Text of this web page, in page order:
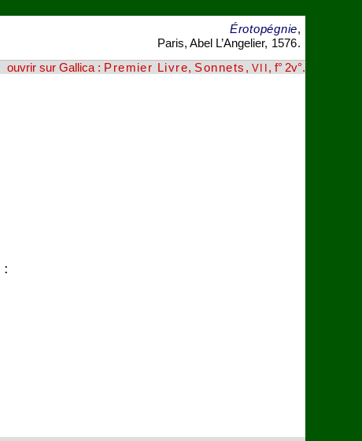
Érotopégnie,
Paris, Abel L’Angelier, 1576.
ouvrir sur Gallica : Premier Livre, Sonnets , VII , f° 2v°.
: